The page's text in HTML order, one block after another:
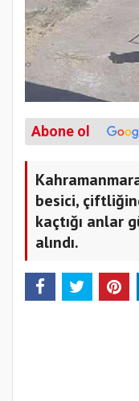
Abone ol
besici,
kaçtığı anlar
alındı.